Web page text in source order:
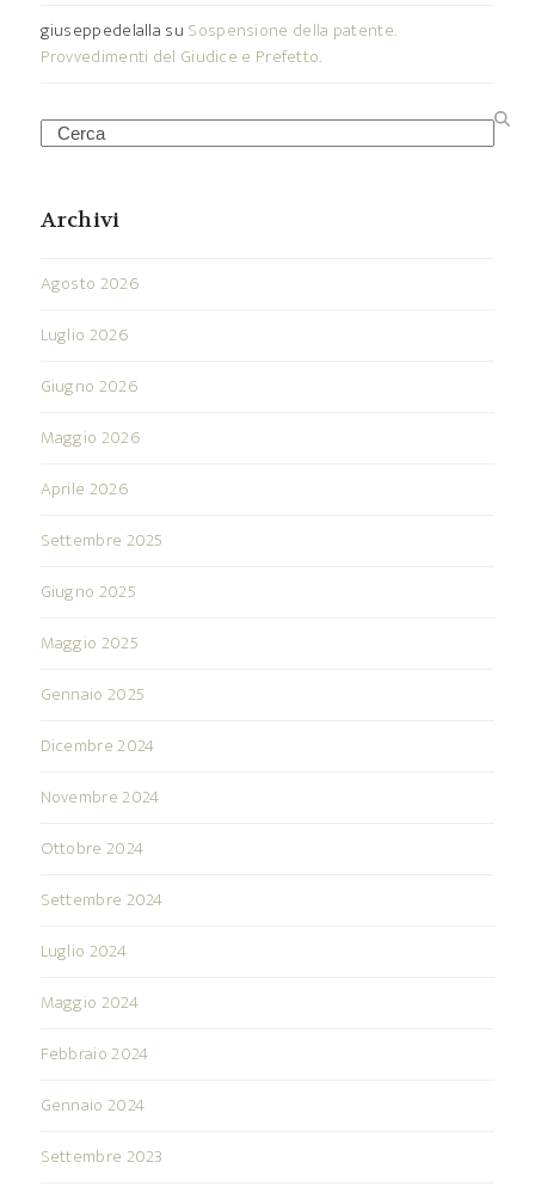
giuseppedelalla su Sospensione della patente.
Provvedimenti del Giudice e Prefetto.
Search
Archivi
Agosto 2026
Luglio 2026
Giugno 2026
Maggio 2026
Aprile 2026
Settembre 2025
Giugno 2025
Maggio 2025
Gennaio 2025
Dicembre 2024
Novembre 2024
Ottobre 2024
Settembre 2024
Luglio 2024
Maggio 2024
Febbraio 2024
Gennaio 2024
Settembre 2023